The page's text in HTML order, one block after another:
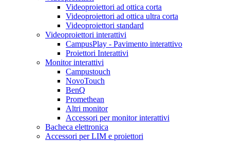
Videoproiettori ad ottica corta
Videoproiettori ad ottica ultra corta
Videoproiettori standard
Videoproiettori interattivi
CampusPlay - Pavimento interattivo
Proiettori Interattivi
Monitor interattivi
Campustouch
NovoTouch
BenQ
Promethean
Altri monitor
Accessori per monitor interattivi
Bacheca elettronica
Accessori per LIM e proiettori